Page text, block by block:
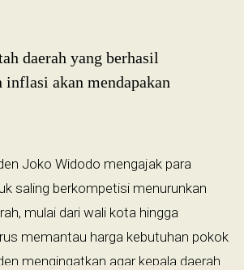
daerah yang berhasil
inflasi akan mendapakan
Joko Widodo mengajak para
saling berkompetisi menurunkan
mulai dari wali kota hingga
memantau harga kebutuhan pokok
mengingatkan agar kepala daerah